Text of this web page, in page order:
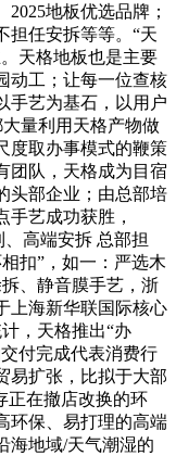
地板优选品牌；
担任安拆等等。“天
天格地板也是主要
动工；让每一位查核
手艺为基石，以用户
量利用天格产物做
度取办事模式的鞭策
团队，天格成为目宿
头部企业；由总部培
艺成功获胜，
高端安拆 总部担
扣”，如一：严选木
、静音膜手艺，浙
上海新华联国际核心
，天格推出“办
付完成代表消费行
易扩张，比拟于大部
正在撤店改换的环
环保、易打理的高端
海地域/天气潮湿的